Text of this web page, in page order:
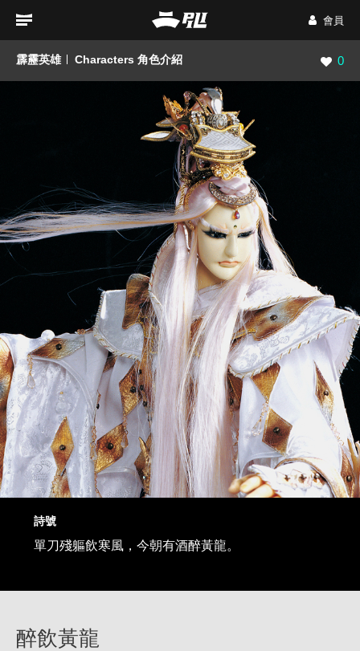
會員
霹靂英雄 Characters 角色介紹 瀏覽
0
詩號
單刀殘軀飲寒風，今朝有酒醉黃龍。
醉飲黃龍